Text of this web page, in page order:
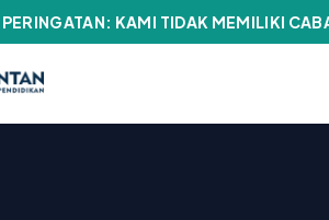
KAMI TIDAK MEMILIKI